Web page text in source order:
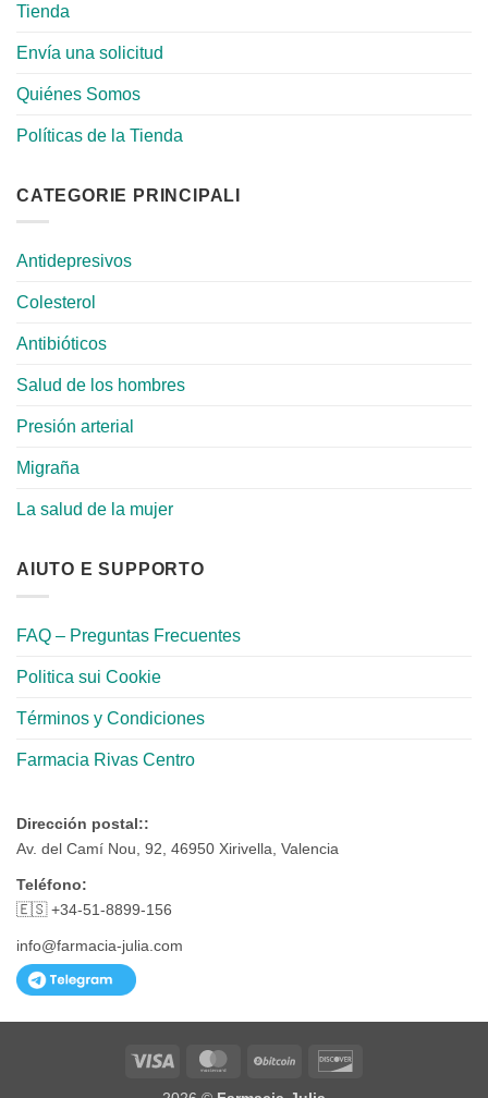
Tienda
Envía una solicitud
Quiénes Somos
Políticas de la Tienda
CATEGORIE PRINCIPALI
Antidepresivos
Colesterol
Antibióticos
Salud de los hombres
Presión arterial
Migraña
La salud de la mujer
AIUTO E SUPPORTO
FAQ – Preguntas Frecuentes
Politica sui Cookie
Términos y Condiciones
Farmacia Rivas Centro
Dirección postal::
Av. del Camí Nou, 92, 46950 Xirivella, Valencia
Teléfono:
🇪🇸 +34-51-8899-156
info@farmacia-julia.com
Visa MasterCardBitCoin